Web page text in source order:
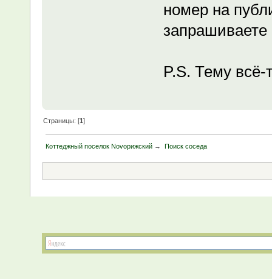
номер на
запрашиваете
P.S. Тему
Страницы: [1]
Коттеджный поселок Novoрижский → Поиск соседа